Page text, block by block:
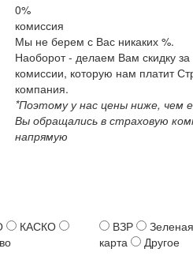
0%
комиссия
Мы не берем с Вас никаких %.
Наоборот - делаем Вам скидку за
комиссии, которую нам платит
компания.
*Поэтому у нас цены ниже, чем
Вы обращались в страховую
напрямую
КАСКО
ВЗР
Зеленая
карта
Другое